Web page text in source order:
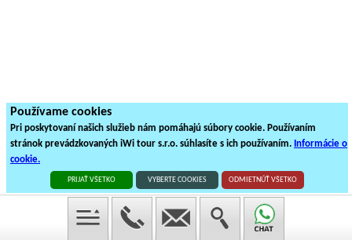
Používame cookies
Pri poskytovaní našich služieb nám pomáhajú súbory cookie. Používaním
stránok prevádzkovaných iWi tour s.r.o. súhlasíte s ich používaním. Informácie o
cookie.
PRIJAŤ VŠETKO VYBERTE COOKIES ODMIETNÚŤ VŠETKO